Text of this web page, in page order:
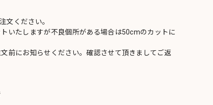
文ください。
いたしますが不良個所がある場合は50cmのカットに
前にお知らせください。確認させて頂きましてご返